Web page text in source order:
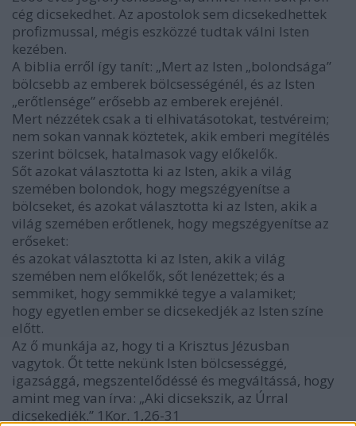
cég dicsekedhet. Az apostolok sem dicsekedhettek
profizmussal, mégis eszközzé tudtak válni Isten
kezében.
A biblia erről így tanít: „Mert az Isten „bolondsága”
bölcsebb az emberek bölcsességénél, és az Isten
„erőtlensége” erősebb az emberek erejénél.
Mert nézzétek csak a ti elhivatásotokat, testvéreim;
nem sokan vannak köztetek, akik emberi megítélés
szerint bölcsek, hatalmasok vagy előkelők.
Sőt azokat választotta ki az Isten, akik a világ
szemében bolondok, hogy megszégyenítse a
bölcseket, és azokat választotta ki az Isten, akik a
világ szemében erőtlenek, hogy megszégyenítse az
erőseket:
és azokat választotta ki az Isten, akik a világ
szemében nem előkelők, sőt lenézettek; és a
semmiket, hogy semmikké tegye a valamiket;
hogy egyetlen ember se dicsekedjék az Isten színe
előtt.
Az ő munkája az, hogy ti a Krisztus Jézusban
vagytok. Őt tette nekünk Isten bölcsességgé,
igazsággá, megszentelődéssé és megváltássá, hogy
amint meg van írva: „Aki dicsekszik, az Úrral
dicsekedjék.” 1Kor. 1,26-31